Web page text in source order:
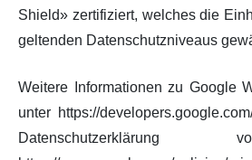
Shield» zertifiziert, welches die
geltenden Datenschutzniveaus
Weitere Informationen zu Google
unter https://